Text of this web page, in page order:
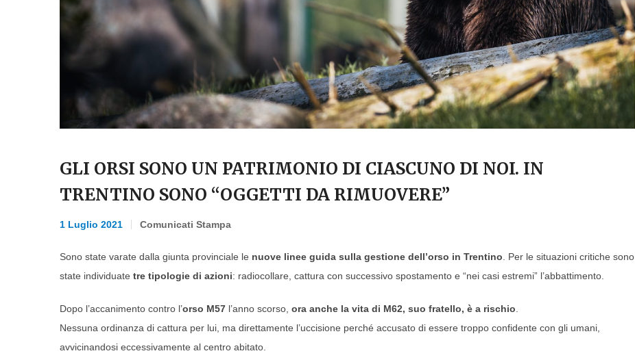
GLI ORSI SONO UN PATRIMONIO DI CIASCUNO DI NOI. IN
TRENTINO SONO “OGGETTI DA RIMUOVERE”
1 Luglio 2021 Comunicati Stampa
Sono state varate dalla giunta provinciale le nuove linee guida sulla gestione dell’orso in Trentino . Per le situazioni critiche sono
state individuate tre tipologie di azioni: radiocollare, cattura con successivo spostamento e “nei casi estremi” l’abbattimento.
Dopo l’accanimento contro l’orso M57 l’anno scorso, ora anche la vita di M62, suo fratello, è a rischio
Nessuna ordinanza di cattura per lui, ma direttamente l’uccisione perché accusato di essere troppo confidente con gli umani,
avvicinandosi eccessivamente al centro abitato.